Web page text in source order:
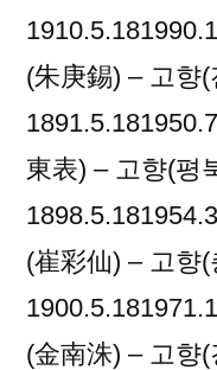
(朱庚錫) – 고향
東表) – 고향(평
(崔彩仙) – 고향
(金南洙) – 고향